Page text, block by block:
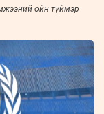
ойн түймэр